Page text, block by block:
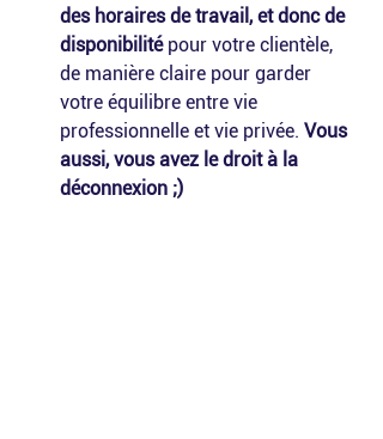
des horaires de travail, et donc de
disponibilité pour votre clientèle,
de manière claire pour garder
votre équilibre entre vie
professionnelle et vie privée. Vous
aussi, vous avez le droit à la
déconnexion ;)